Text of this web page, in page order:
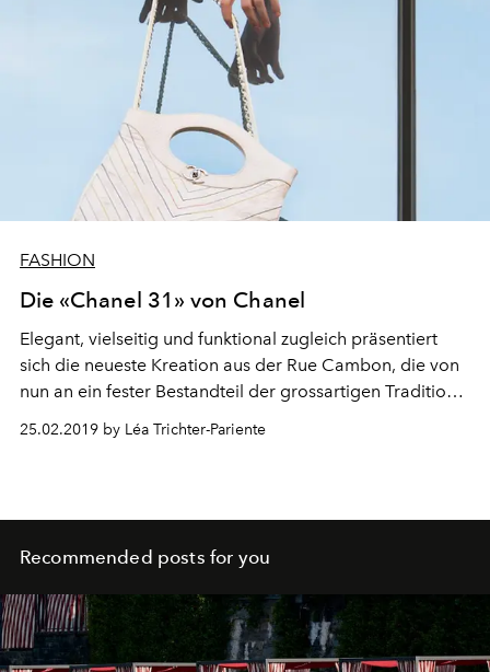
FASHION
Die «Chanel 31» von Chanel
Elegant, vielseitig und funktional zugleich präsentiert
sich die neueste Kreation aus der Rue Cambon, die von
nun an ein fester Bestandteil der grossartigen Tradition
dieser Marke ist.
25.02.2019 by Léa Trichter-Pariente
Recommended posts for you